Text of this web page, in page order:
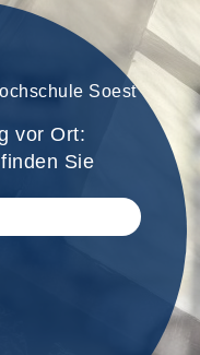
Soest
vor Ort:
Sie